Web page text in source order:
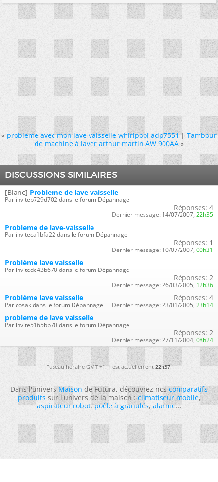
« probleme avec mon lave vaisselle whirlpool adp7551|Tambour
de machine à laver arthur martin AW 900AA »
DISCUSSIONS SIMILAIRES
[Blanc] Probleme de lave vaisselle
Par inviteb729d702 dans le forum Dépannage
Réponses: 4
Dernier message: 14/07/2007, 22h35
Probleme de lave-vaisselle
Par inviteca1bfa22 dans le forum Dépannage
Réponses: 1
Dernier message: 10/07/2007, 00h31
Problème lave vaisselle
Par invitede43b670 dans le forum Dépannage
Réponses: 2
Dernier message: 26/03/2005, 12h36
Problème lave vaisselle
Par cosak dans le forum Dépannage
Réponses: 4
Dernier message: 23/01/2005, 23h14
probleme de lave vaisselle
Par invite5165bb70 dans le forum Dépannage
Réponses: 2
Dernier message: 27/11/2004, 08h24
Fuseau horaire GMT +1. Il est actuellement22h37.
Dans l'universMaisonde Futura, découvrez noscomparatifs
produitssur l'univers de la maison :climatiseur mobile,
aspirateur robot,poêle à granulés,alarme...